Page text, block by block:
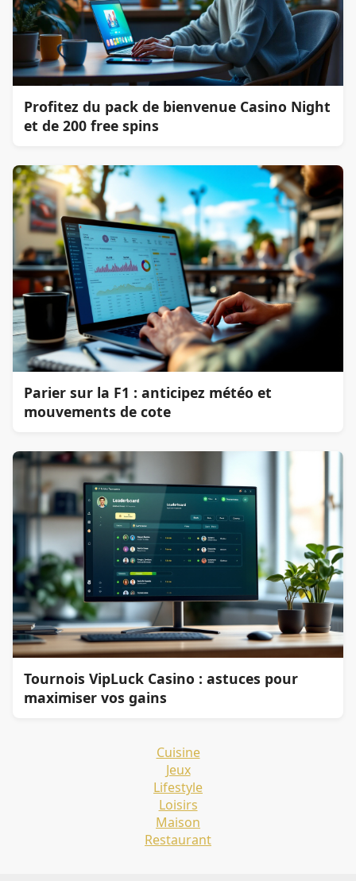
Profitez du pack de bienvenue Casino Night
et de 200 free spins
Parier sur la F1 : anticipez météo et
mouvements de cote
Tournois VipLuck Casino : astuces pour
maximiser vos gains
Cuisine
Jeux
Lifestyle
Loisirs
Maison
Restaurant